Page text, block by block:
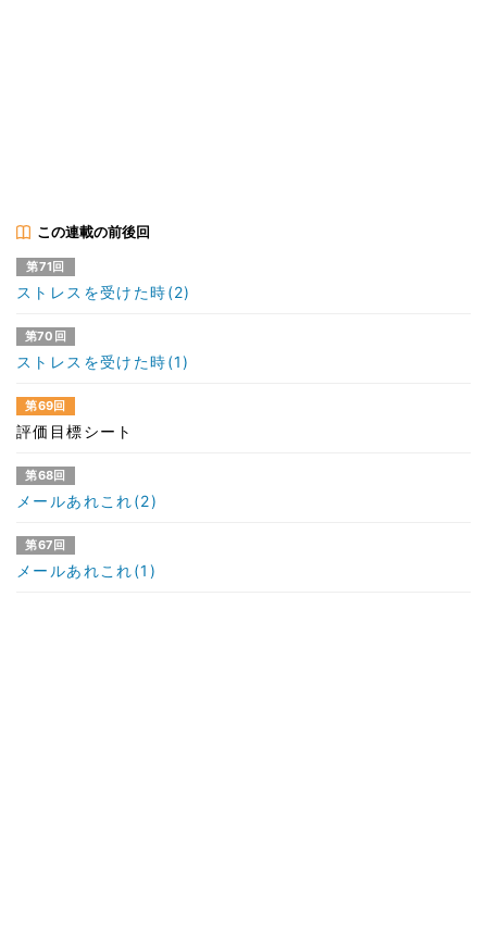
この連載の前後回
第71回
ストレスを受けた時(2)
第70回
ストレスを受けた時(1)
第69回
評価目標シート
第68回
メールあれこれ(2)
第67回
メールあれこれ(1)